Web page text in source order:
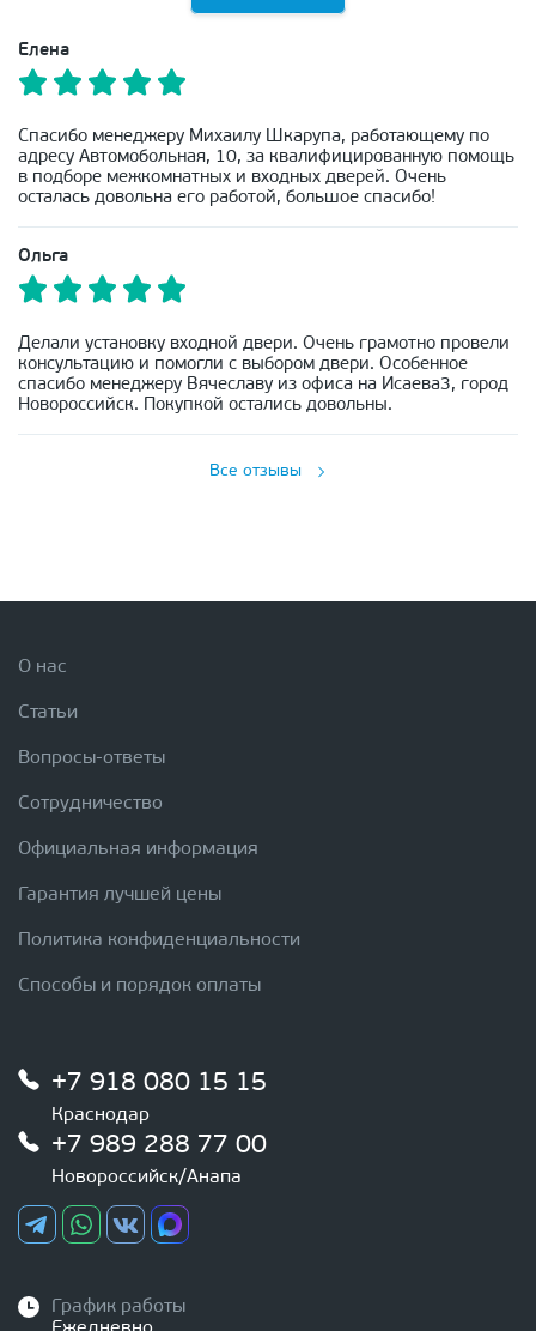
Елена
Спасибо менеджеру Михаилу Шкарупа, работающему по
адресу Автомобольная, 10, за квалифицированную помощь
в подборе межкомнатных и входных дверей. Очень
осталась довольна его работой, большое спасибо!
Ольга
Делали установку входной двери. Очень грамотно провели
консультацию и помогли с выбором двери. Особенное
спасибо менеджеру Вячеславу из офиса на Исаева3, город
Новороссийск. Покупкой остались довольны.
Все отзывы
О нас
Статьи
Вопросы-ответы
Сотрудничество
Официальная информация
Гарантия лучшей цены
Политика конфиденциальности
Способы и порядок оплаты
+7 918 080 15 15
Краснодар
+7 989 288 77 00
Новороссийск/Анапа
График работы